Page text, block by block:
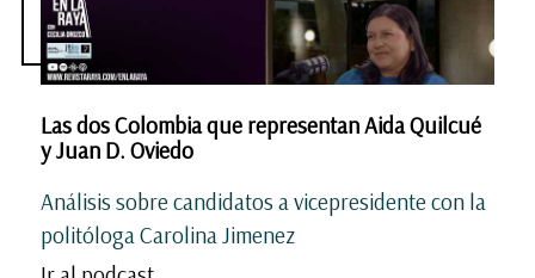
Las dos Colombia que representan Aida Quilcué
y Juan D. Oviedo
Análisis sobre candidatos a vicepresidente con la
politóloga Carolina Jimenez